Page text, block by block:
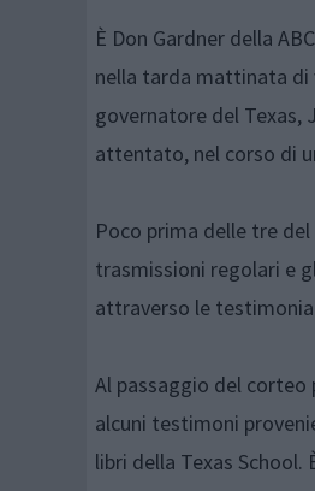
È Don Gardner della
nella tarda mattinata di
governatore del Texas,
attentato, nel corso di
Poco prima delle tre
trasmissioni regolari e
attraverso le
Al passaggio del
alcuni testimoni
libri della Texas